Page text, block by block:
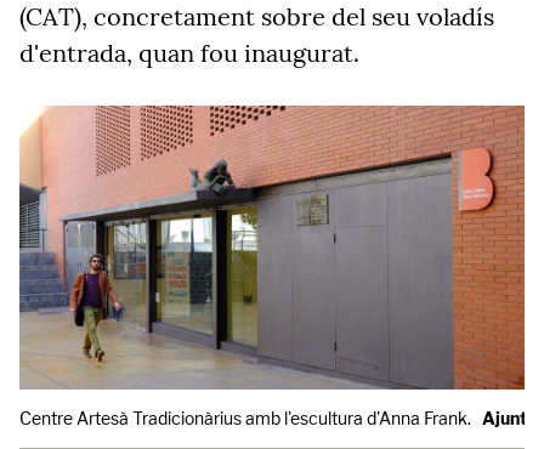
(CAT), concretament sobre del seu voladís
d'entrada, quan fou inaugurat.
Centre Artesà Tradicionàrius amb l'escultura d'Anna Frank.